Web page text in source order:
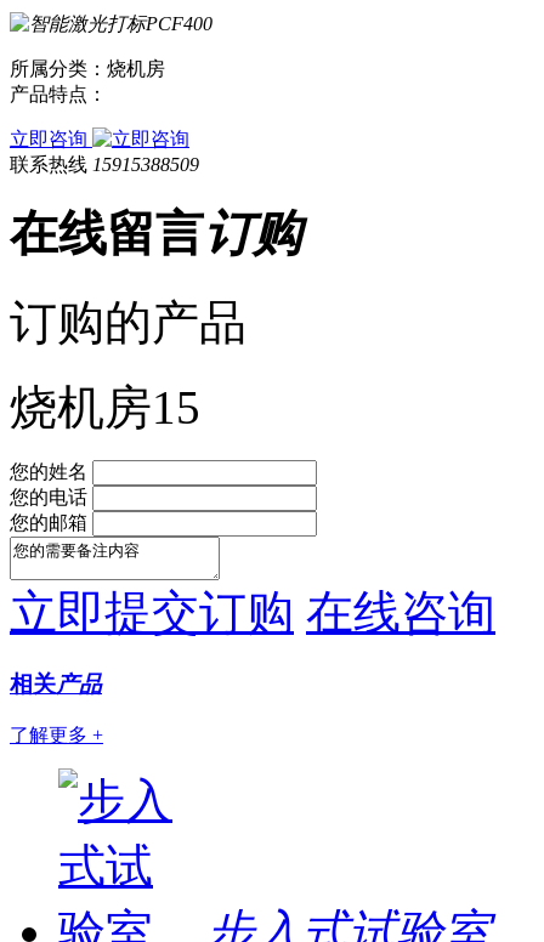
所属分类：烧机房
产品特点：
立即咨询
联系热线 15915388509
在线留言订购
订购的产品
烧机房15
您的姓名
您的电话
您的邮箱
立即提交订购 在线咨询
相关产品
了解更多 +
步入式试验室